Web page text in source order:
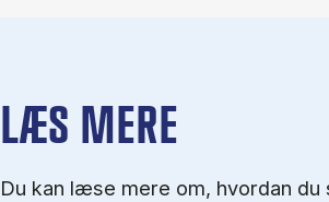
LÆS MERE
Du kan læse mere om, hvordan du